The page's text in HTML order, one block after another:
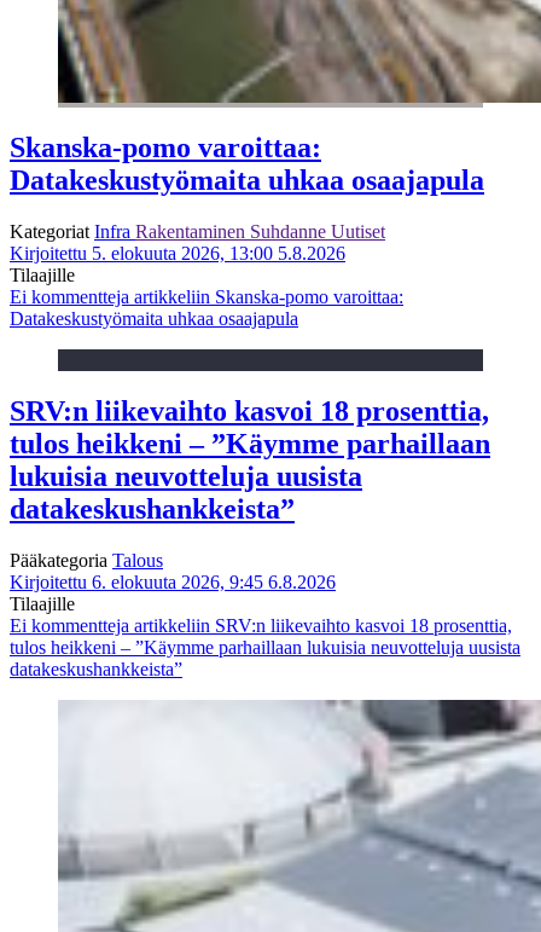
Skanska-pomo varoittaa:
Datakeskustyömaita uhkaa osaajapula
Kategoriat Infra Rakentaminen Suhdanne Uutiset
Kirjoitettu 5. elokuuta 2026, 13:00 5.8.2026
Tilaajille
Ei kommentteja artikkeliin Skanska-pomo varoittaa:
Datakeskustyömaita uhkaa osaajapula
SRV:n liikevaihto kasvoi 18 prosenttia,
tulos heikkeni – ”Käymme parhaillaan
lukuisia neuvotteluja uusista
datakeskushankkeista”
Pääkategoria Talous
Kirjoitettu 6. elokuuta 2026, 9:45 6.8.2026
Tilaajille
Ei kommentteja artikkeliin SRV:n liikevaihto kasvoi 18 prosenttia,
tulos heikkeni – ”Käymme parhaillaan lukuisia neuvotteluja uusista
datakeskushankkeista”